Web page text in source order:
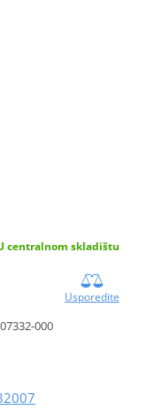
centralnom skladištu
Usporedite
000